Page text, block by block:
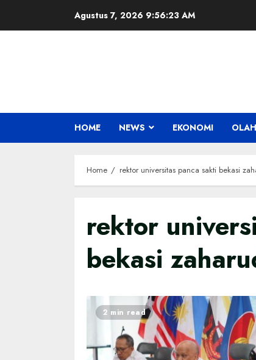
Agustus 7, 2026 9:56:24 AM
HOME NEWS EKONOMI
Home rektor universitas panca sakti bekasi
rektor
bekasi
2 min read